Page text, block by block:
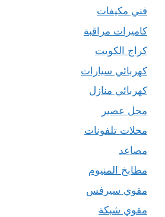
فني مكيفات
كاميرات مراقبة
كراج الكويت
كهربائي سيارات
كهربائي منازل
محل عصير
محلات تلفونات
مصاعد
مطابخ المنيوم
مقوي سيرفس
مقوي شبكة